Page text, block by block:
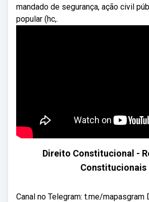
mandado de segurança, ação civil
popular (hc,.
Direito Constitucional -
Constitucionais
Canal no Telegram: t.me/mapasgram